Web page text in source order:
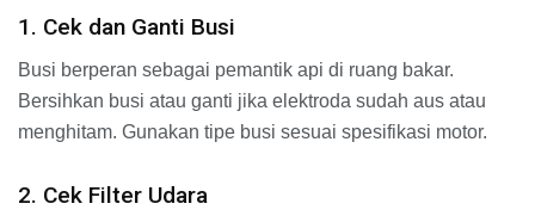
1. Cek dan Ganti Busi
Busi berperan sebagai pemantik api di ruang bakar.
Bersihkan busi atau ganti jika elektroda sudah aus atau
menghitam. Gunakan tipe busi sesuai spesifikasi motor.
2. Cek Filter Udara